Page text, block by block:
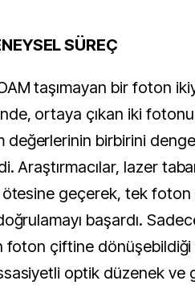
SÜREÇ
taşımayan bir foton
ortaya çıkan iki
değerlerinin birbirini
Araştırmacılar, lazer
geçerek, tek foton
başardı.
foton çiftine
optik düzenek ve